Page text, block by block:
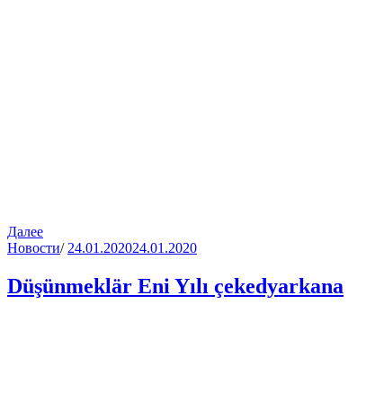
Далее
Новости/ 24.01.202024.01.2020
Düşünmeklär Eni Yılı çekedyarkana